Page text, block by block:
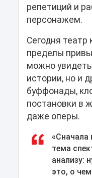
репетиций и
персонажем.
Сегодня театр
пределы
можно
истории, но и
буффонады,
постановки в
даже оперы.
«Сначала
тема
анализу:
это, о